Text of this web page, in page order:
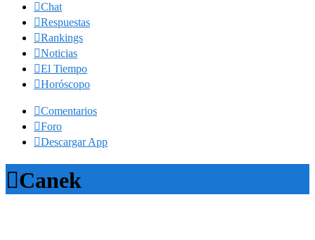
Chat
Respuestas
Rankings
Noticias
El Tiempo
Horóscopo
Comentarios
Foro
Descargar App
Canek